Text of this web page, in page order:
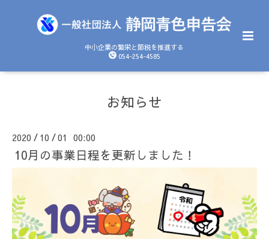
中小企業の繁栄と節税を推進する
054-254-4585
お知らせ
2020 / 10 /01 00:00
10月の事業日程を更新しました！